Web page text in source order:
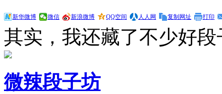
新华微博 微信 新浪微博 QQ空间 人人网 复制网址 打印
其实，我还藏了不少好段
微辣段子坊